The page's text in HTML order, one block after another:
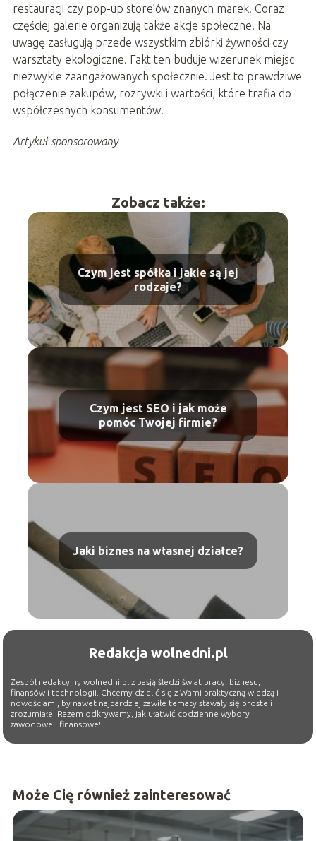
restauracji czy pop-up store’ów znanych marek. Coraz
częściej galerie organizują także akcje społeczne. Na
uwagę zasługują przede wszystkim zbiórki żywności czy
warsztaty ekologiczne. Fakt ten buduje wizerunek miejsc
niezwykle zaangażowanych społecznie. Jest to prawdziwe
połączenie zakupów, rozrywki i wartości, które trafia do
współczesnych konsumentów.
Artykuł sponsorowany
Zobacz także:
Czym jest spółka i jakie są jej
rodzaje?
Czym jest SEO i jak może
pomóc Twojej firmie?
Jaki biznes na własnej działce?
Redakcja wolnedni.pl
Zespół redakcyjny wolnedni.pl z pasją śledzi świat pracy, biznesu,
finansów i technologii. Chcemy dzielić się z Wami praktyczną wiedzą i
nowościami, by nawet najbardziej zawiłe tematy stawały się proste i
zrozumiałe. Razem odkrywamy, jak ułatwić codzienne wybory
zawodowe i finansowe!
Może Cię również zainteresować